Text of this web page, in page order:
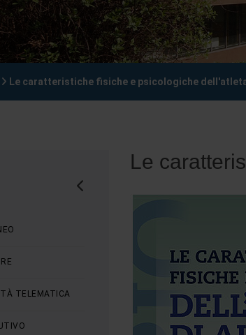
Le caratteristiche fisiche e psicologiche
TELEMATICA
Le